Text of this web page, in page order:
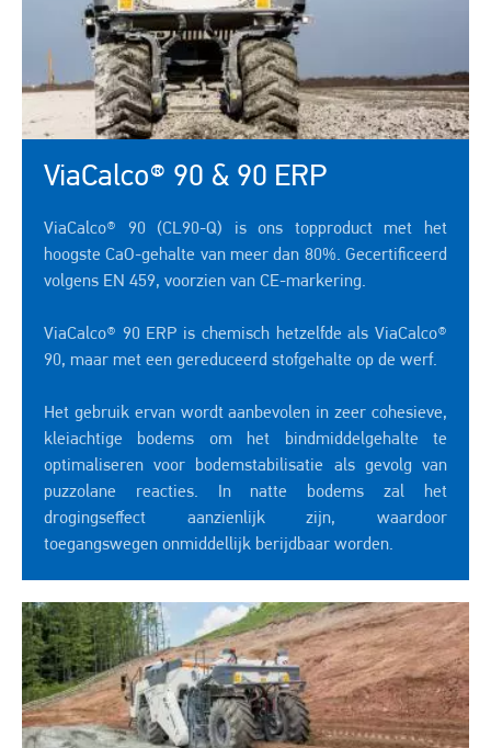
ViaCalco® 90 & 90 ERP
ViaCalco® 90 (CL90-Q) is ons topproduct met het
hoogste CaO-gehalte van meer dan 80%. Gecertificeerd
volgens EN 459, voorzien van CE-markering.
ViaCalco® 90 ERP is chemisch hetzelfde als ViaCalco®
90, maar met een gereduceerd stofgehalte op de werf.
Het gebruik ervan wordt aanbevolen in zeer cohesieve,
kleiachtige bodems om het bindmiddelgehalte te
optimaliseren voor bodemstabilisatie als gevolg van
puzzolane reacties. In natte bodems zal het
drogingseffect aanzienlijk zijn, waardoor
toegangswegen onmiddellijk berijdbaar worden.